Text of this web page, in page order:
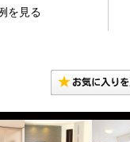
を見る